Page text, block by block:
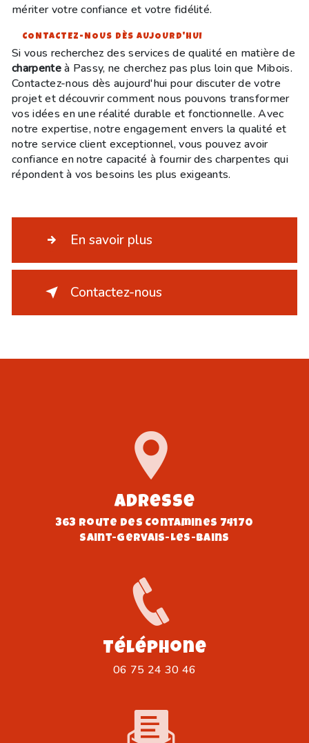
mériter votre confiance et votre fidélité.
CONTACTEZ-NOUS DÈS AUJOURD'HUI
Si vous recherchez des services de qualité en matière de
charpenteà Passy, ne cherchez pas plus loin que Mibois.
Contactez-nous dès aujourd'hui pour discuter de votre
projet et découvrir comment nous pouvons transformer
vos idées en une réalité durable et fonctionnelle. Avec
notre expertise, notre engagement envers la qualité et
notre service client exceptionnel, vous pouvez avoir
confiance en notre capacité à fournir des charpentes qui
répondent à vos besoins les plus exigeants.
En savoir plus
Contactez-nous
Adresse
363 Route des Contamines 74170
Saint-Gervais-Les-Bains
Téléphone
06 75 24 30 46